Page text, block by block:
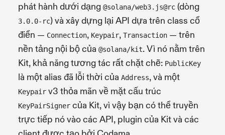
phát hành dưới dạng @solana/web3.js@rc (dòng
3.0.0-rc) và xây dựng lại API dựa trên class cổ
điển — Connection, Keypair, Transaction — trên
nền tảng nội bộ của @solana/kit. Vì nó nằm trên
Kit, khả năng tương tác rất chặt chẽ: PublicKey
là một alias đã lỗi thời của Address, và một
Keypair v3 thỏa mãn về mặt cấu trúc
KeyPairSigner của Kit, vì vậy bạn có thể truyền
trực tiếp nó vào các API, plugin của Kit và các